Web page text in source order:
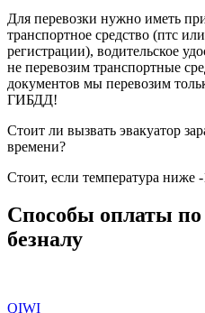
Для перевозки нужно иметь
транспортное средство (птс
регистрации), водительское
не перевозим транспортные
документов мы перевозим
ГИБДД!
Стоит ли вызвать эвакуатор
времени?
Стоит, если температура ниже
Способы оплаты
безналу
QIWI